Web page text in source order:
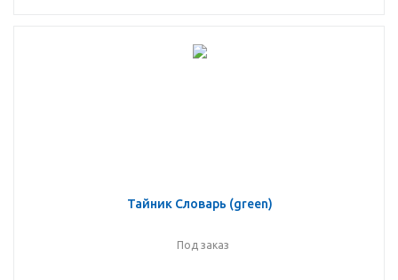
Тайник Словарь (green)
Под заказ